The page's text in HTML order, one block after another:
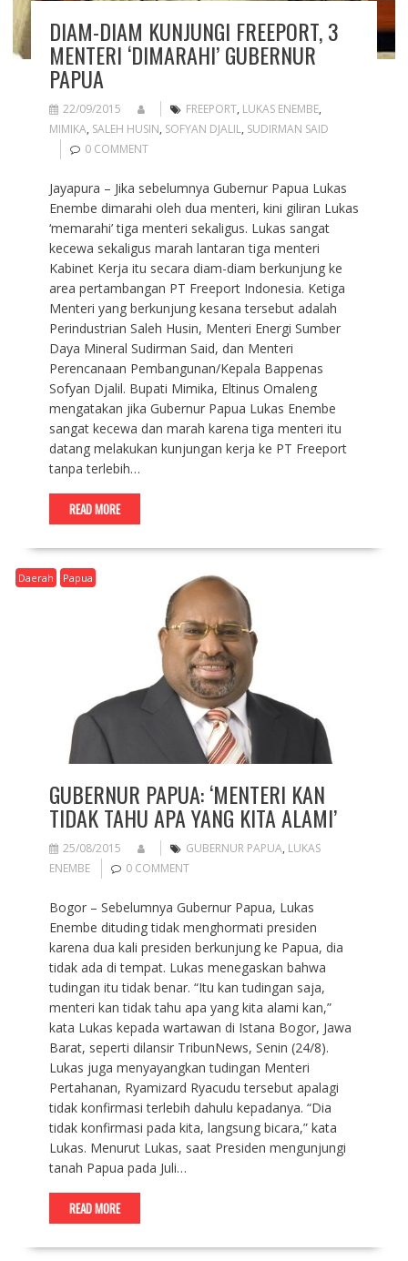
DIAM-DIAM KUNJUNGI FREEPORT, 3
MENTERI ‘DIMARAHI’ GUBERNUR
PAPUA
22/09/2015 FREEPORT, LUKAS ENEMBE,
MIMIKA, SALEH HUSIN, SOFYAN DJALIL, SUDIRMAN SAID
0 COMMENT
Jayapura – Jika sebelumnya Gubernur Papua Lukas
Enembe dimarahi oleh dua menteri, kini giliran Lukas
‘memarahi’ tiga menteri sekaligus. Lukas sangat
kecewa sekaligus marah lantaran tiga menteri
Kabinet Kerja itu secara diam-diam berkunjung ke
area pertambangan PT Freeport Indonesia. Ketiga
Menteri yang berkunjung kesana tersebut adalah
Perindustrian Saleh Husin, Menteri Energi Sumber
Daya Mineral Sudirman Said, dan Menteri
Perencanaan Pembangunan/Kepala Bappenas
Sofyan Djalil. Bupati Mimika, Eltinus Omaleng
mengatakan jika Gubernur Papua Lukas Enembe
sangat kecewa dan marah karena tiga menteri itu
datang melakukan kunjungan kerja ke PT Freeport
tanpa terlebih…
READ MORE
Daerah Papua
GUBERNUR PAPUA: ‘MENTERI KAN
TIDAK TAHU APA YANG KITA ALAMI’
25/08/2015 GUBERNUR PAPUA, LUKAS
ENEMBE
0 COMMENT
Bogor – Sebelumnya Gubernur Papua, Lukas
Enembe dituding tidak menghormati presiden
karena dua kali presiden berkunjung ke Papua, dia
tidak ada di tempat. Lukas menegaskan bahwa
tudingan itu tidak benar. “Itu kan tudingan saja,
menteri kan tidak tahu apa yang kita alami kan,”
kata Lukas kepada wartawan di Istana Bogor, Jawa
Barat, seperti dilansir TribunNews, Senin (24/8).
Lukas juga menyayangkan tudingan Menteri
Pertahanan, Ryamizard Ryacudu tersebut apalagi
tidak konfirmasi terlebih dahulu kepadanya. “Dia
tidak konfirmasi pada kita, langsung bicara,” kata
Lukas. Menurut Lukas, saat Presiden mengunjungi
tanah Papua pada Juli…
READ MORE